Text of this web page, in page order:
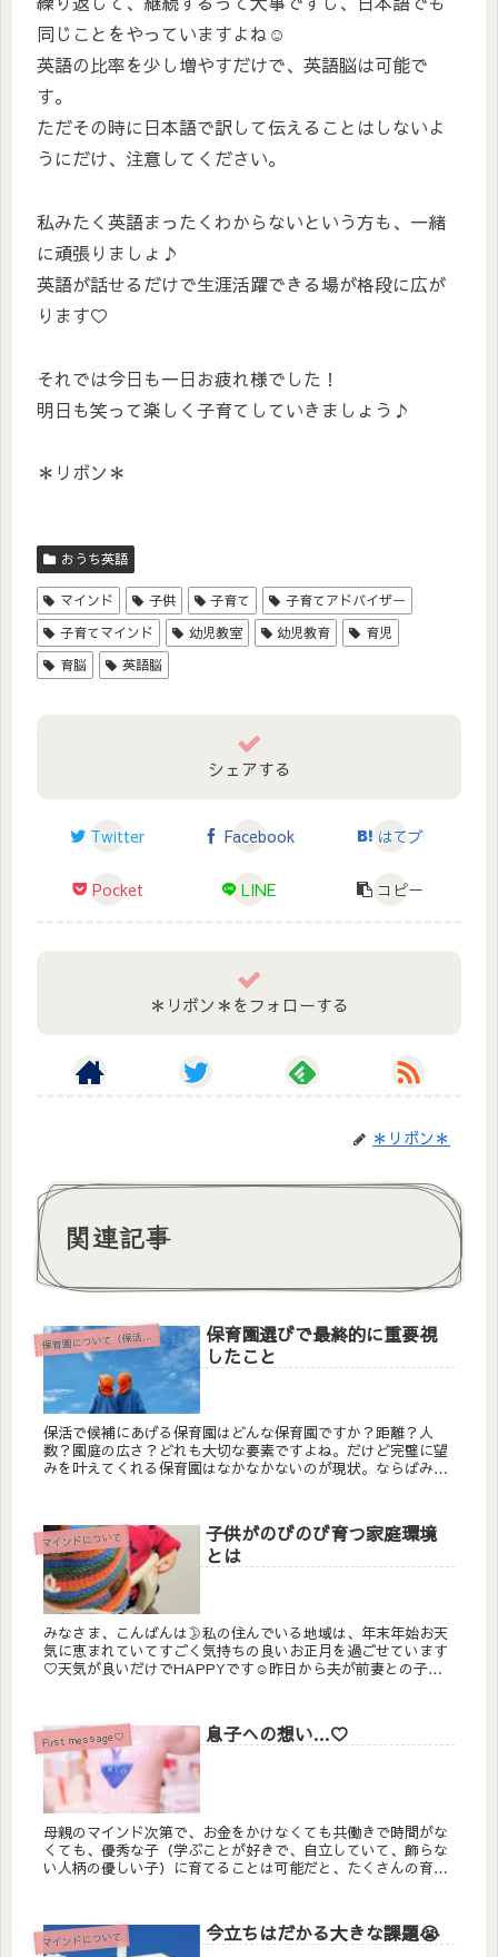
同じことをやっていますよね☺
英語の比率を少し増やすだけで、英語脳は可能で
す。
ただその時に日本語で訳して伝えることはしないよ
うにだけ、注意してください。
私みたく英語まったくわからないという方も、一緒
に頑張りましょ♪
英語が話せるだけで生涯活躍できる場が格段に広が
ります♡
それでは今日も一日お疲れ様でした！
明日も笑って楽しく子育てしていきましょう♪
＊リボン＊
おうち英語
マインド 子供 子育て
子育てアドバイザー
子育てマインド
幼児教室 幼児教育
育児
育脳
英語脳
シェアする
Twitter Facebook はてブ
Pocket LINE コピー
＊リボン＊をフォローする
＊リボン＊
関連記事
保
育園について（保活含む）
保育園選びで最終的に重要視
したこと
保活で候補にあげる保育園はどんな保育園ですか？距離？人
数？園庭の広さ？どれも大切な要素ですよね。だけど完璧に望
みを叶えてくれる保育園はなかなかないのが現状。ならばみな
マインドについて
子供がのびのび育つ家庭環境
とは
みなさま、こんばんは🌛私の住んでいる地域は、年末年始お天
気に恵まれていてすごく気持ちの良いお正月を過ごせています
♡天気が良いだけでHAPPYです☺昨日から夫が前妻との子と
First message♡ 息子への想い…♡
母親のマインド次第で、お金をかけなくても共働きで時間がな
くても、優秀な子（学ぶことが好きで、自立していて、飾らな
い人柄の優しい子）に育てることは可能だと、たくさんの育児
マインドについて 今立ちはだかる大きな課題😭